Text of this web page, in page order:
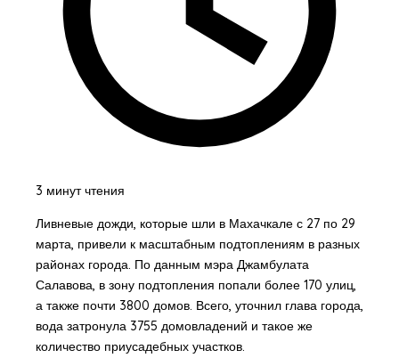
3 минут чтения
Ливневые дожди, которые шли в Махачкале с 27 по 29
марта, привели к масштабным подтоплениям в разных
районах города. По данным мэра Джамбулата
Салавова, в зону подтопления попали более 170 улиц,
а также почти 3800 домов. Всего, уточнил глава города,
вода затронула 3755 домовладений и такое же
количество приусадебных участков.